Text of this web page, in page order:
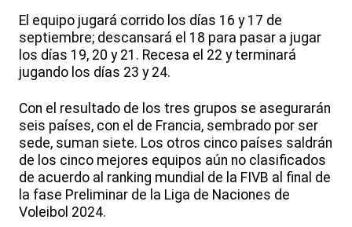
El equipo jugará corrido los días 16 y 17 de
septiembre; descansará el 18 para pasar a jugar
los días 19, 20 y 21. Recesa el 22 y terminará
jugando los días 23 y 24.
Con el resultado de los tres grupos se asegurarán
seis países, con el de Francia, sembrado por ser
sede, suman siete. Los otros cinco países saldrán
de los cinco mejores equipos aún no clasificados
de acuerdo al ranking mundial de la FIVB al final de
la fase Preliminar de la Liga de Naciones de
Voleibol 2024.